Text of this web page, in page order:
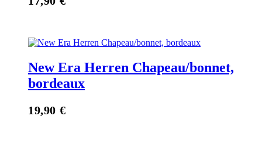
New Era Herren Chapeau/bonnet,
bordeaux
19,90 €